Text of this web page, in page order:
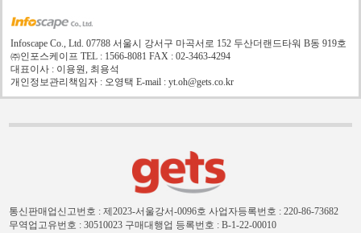
Infoscape Co., Ltd. 07788 서울시 강서구 마곡서로 152 두산더랜드타워 B동 919호
㈜인포스케이프 TEL : 1566-8081 FAX : 02-3463-4294
대표이사 : 이용원, 최용석
개인정보관리책임자 : 오영택 E-mail : yt.oh@gets.co.kr
통신판매업신고번호 : 제2023-서울강서-0096호 사업자등록번호 : 220-86-73682
무역업고유번호 : 30510023 구매대행업 등록번호 : B-1-22-00010